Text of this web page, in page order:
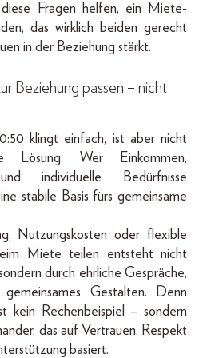
Fragen helfen, ein Miete-
das wirklich beiden gerecht
in der Beziehung stärkt.
Beziehung passen – nicht
klingt einfach, ist aber nicht
Lösung. Wer Einkommen,
individuelle Bedürfnisse
stabile Basis fürs gemeinsame
Nutzungskosten oder flexible
Miete teilen entsteht nicht
durch ehrliche Gespräche,
Gestalten. Denn
kein Rechenbeispiel – sondern
das auf Vertrauen, Respekt
basiert.